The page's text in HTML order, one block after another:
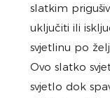
slatkim
uključiti ili
svjetlinu po
Ovo slatko
svjetlo dok